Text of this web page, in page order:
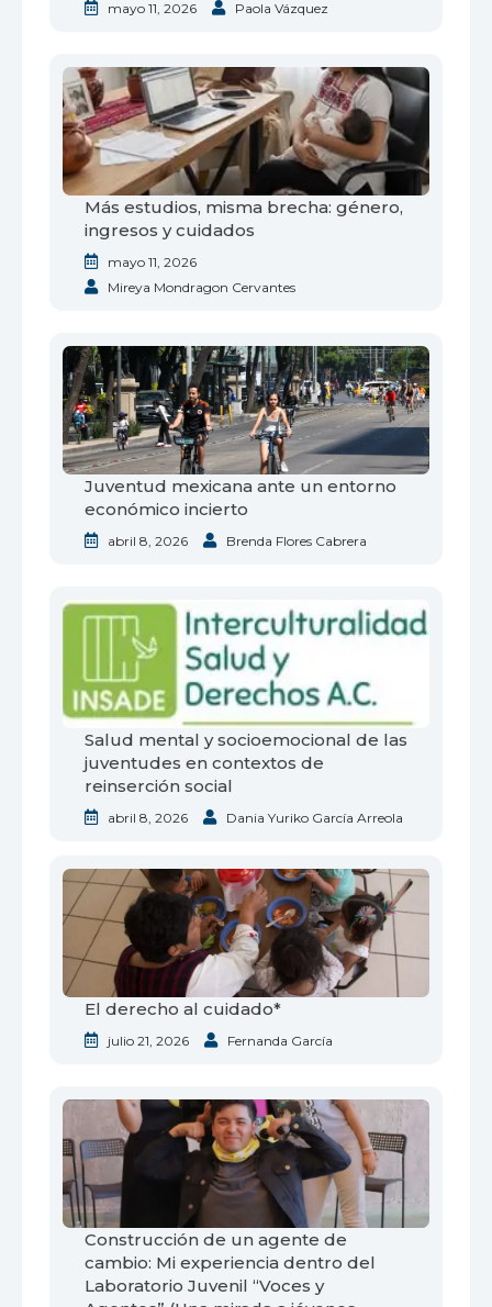
mayo 11, 2026 Paola Vázquez
Más estudios, misma brecha: género,
ingresos y cuidados
mayo 11, 2026
Mireya Mondragon Cervantes
Juventud mexicana ante un entorno
económico incierto
abril 8, 2026 Brenda Flores Cabrera
Salud mental y socioemocional de las
juventudes en contextos de
reinserción social
abril 8, 2026 Dania Yuriko García Arreola
El derecho al cuidado*
julio 21, 2026 Fernanda García
Construcción de un agente de
cambio: Mi experiencia dentro del
Laboratorio Juvenil “Voces y